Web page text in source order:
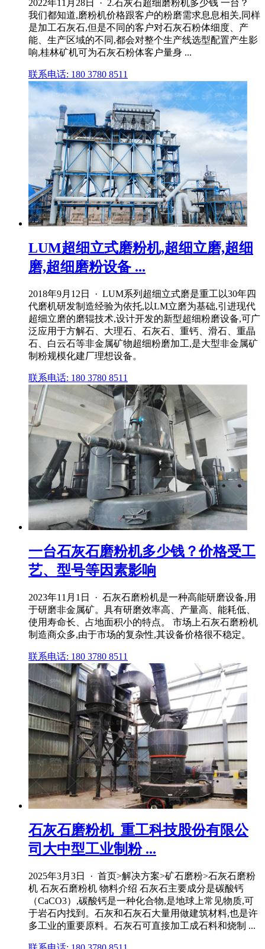
2022年11月28日 · 2.石灰石超细磨粉机多少钱 一台？
我们都知道,磨粉机价格跟客户的粉磨需求息息相关,同样
是加工石灰石,但是不同的客户对石灰石粉体细度、产
能、生产区域的不同,都会对整个生产线选型配置产生影
响,桂林矿机可为石灰石粉体客户量身 ...
联系电话: 180 3780 8511
LUM超细立式磨粉机,超细立磨,超细
磨,超细磨粉设备 ...
2018年9月12日 · LUM系列超细立式磨是重工以30年四
代磨机研发制造经验为依托,以LM立磨为基础,引进现代
超细立磨的磨辊技术,设计开发的新型超细粉磨设备,可广
泛应用于方解石、大理石、石灰石、重钙、滑石、重晶
石、白云石等非金属矿物超细粉磨加工,是大型非金属矿
制粉规模化建厂理想设备。
联系电话: 180 3780 8511
一台石灰石磨粉机多少钱？价格受工
艺、型号等因素影响
2023年11月1日 · 石灰石磨粉机是一种高能研磨设备,用
于研磨非金属矿。具有研磨效率高、产量高、能耗低、
使用寿命长、占地面积小的特点。 市场上石灰石磨粉机
制造商众多,由于市场的复杂性,其设备价格很不稳定。
联系电话: 180 3780 8511
石灰石磨粉机_重工科技股份有限公
司大中型工业制粉 ...
2025年3月3日 · 首页>解决方案>矿石磨粉>石灰石磨粉
机 石灰石磨粉机 物料介绍 石灰石主要成分是碳酸钙
（CaCO3）,碳酸钙是一种化合物,是地球上常见物质,可
于岩石内找到。石灰和石灰石大量用做建筑材料,也是许
多工业的重要原料。石灰石可直接加工成石料和烧制 ...